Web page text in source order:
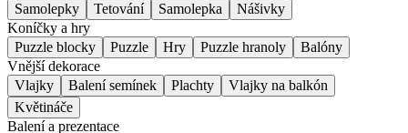
Samolepky
Tetování Samolepka
Nášivky
Koníčky a hry
Puzzle blocky
Puzzle Hry Puzzle hranoly
Balóny
Vnější dekorace
Vlajky
Balení semínek Plachty
Vlajky na balkón
Květináče
Balení a prezentace